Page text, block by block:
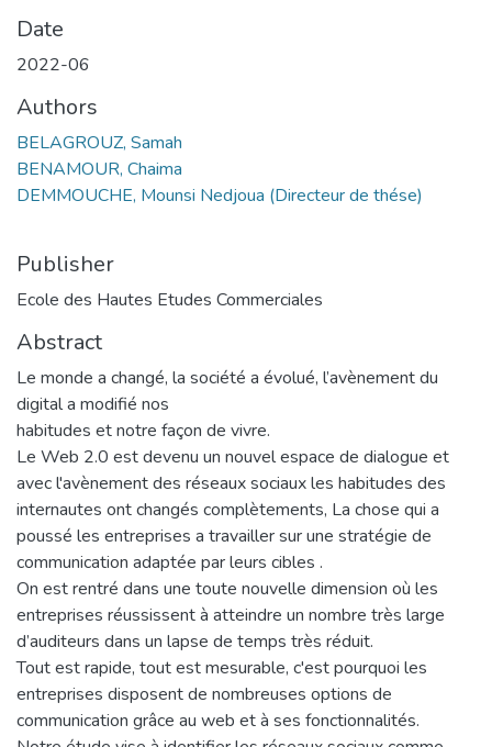
Date
2022-06
Authors
BELAGROUZ, Samah
BENAMOUR, Chaima
DEMMOUCHE, Mounsi Nedjoua (Directeur de thése)
Publisher
Ecole des Hautes Etudes Commerciales
Abstract
Le monde a changé, la société a évolué, l’avènement du
digital a modifié nos
habitudes et notre façon de vivre.
Le Web 2.0 est devenu un nouvel espace de dialogue et
avec l'avènement des réseaux sociaux les habitudes des
internautes ont changés complètements, La chose qui a
poussé les entreprises a travailler sur une stratégie de
communication adaptée par leurs cibles .
On est rentré dans une toute nouvelle dimension où les
entreprises réussissent à atteindre un nombre très large
d’auditeurs dans un lapse de temps très réduit.
Tout est rapide, tout est mesurable, c'est pourquoi les
entreprises disposent de nombreuses options de
communication grâce au web et à ses fonctionnalités.